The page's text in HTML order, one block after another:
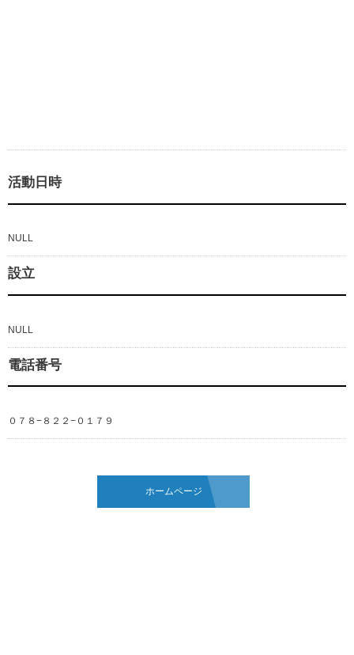
活動日時
NULL
設立
NULL
電話番号
０７８−８２２−０１７９
ホームページ